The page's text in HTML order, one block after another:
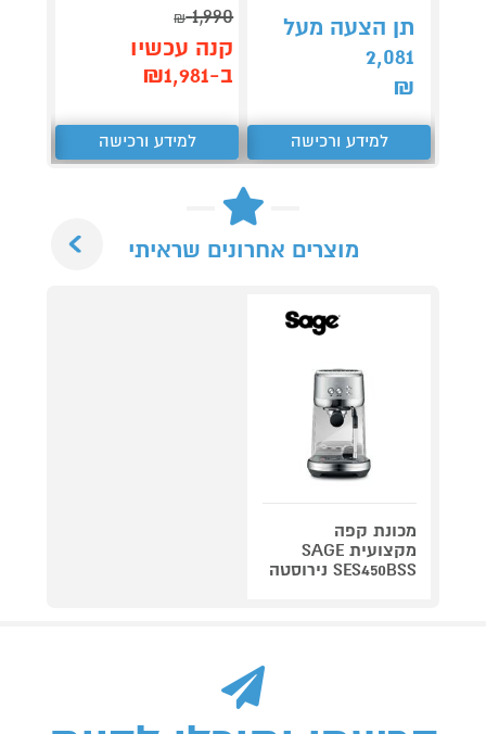
תן הצעה מעל
2,081
₪
למידע ורכישה
1,990
₪
קנה עכשיו
ב-₪1,981
למידע ורכישה
מוצרים אחרונים שראיתי
מכונת קפה
מקצועית SAGE
SES450BSS נירוסטה